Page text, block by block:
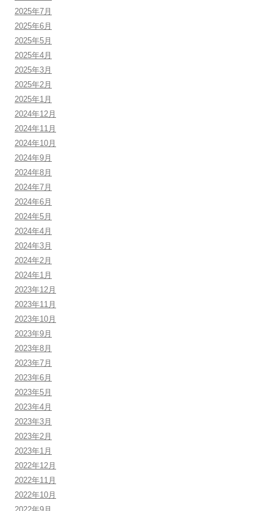
2025年7月
2025年6月
2025年5月
2025年4月
2025年3月
2025年2月
2025年1月
2024年12月
2024年11月
2024年10月
2024年9月
2024年8月
2024年7月
2024年6月
2024年5月
2024年4月
2024年3月
2024年2月
2024年1月
2023年12月
2023年11月
2023年10月
2023年9月
2023年8月
2023年7月
2023年6月
2023年5月
2023年4月
2023年3月
2023年2月
2023年1月
2022年12月
2022年11月
2022年10月